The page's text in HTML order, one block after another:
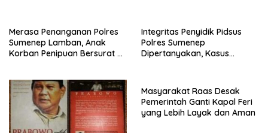
Merasa Penanganan Polres
Sumenep Lamban, Anak
Korban Penipuan Bersurat ke
Integritas Penyidik Pidsus
Polres Sumenep
Dipertanyakan, Kasus
Kepastian
Masyarakat Raas Desak
Pemerintah Ganti Kapal Feri
yang Lebih Layak dan Aman